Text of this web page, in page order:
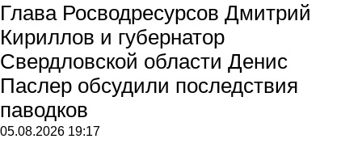
Глава Росводресурсов Дмитрий
Кириллов и губернатор
Свердловской области Денис
Паслер обсудили последствия
паводков
05.08.2026 19:17